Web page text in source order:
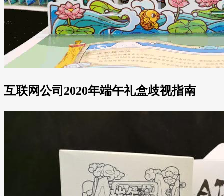
互联网公司2020年端午礼盒歧视指南